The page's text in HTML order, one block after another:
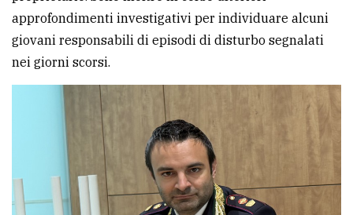
approfondimenti investigativi per individuare alcuni
giovani responsabili di episodi di disturbo segnalati
nei giorni scorsi.